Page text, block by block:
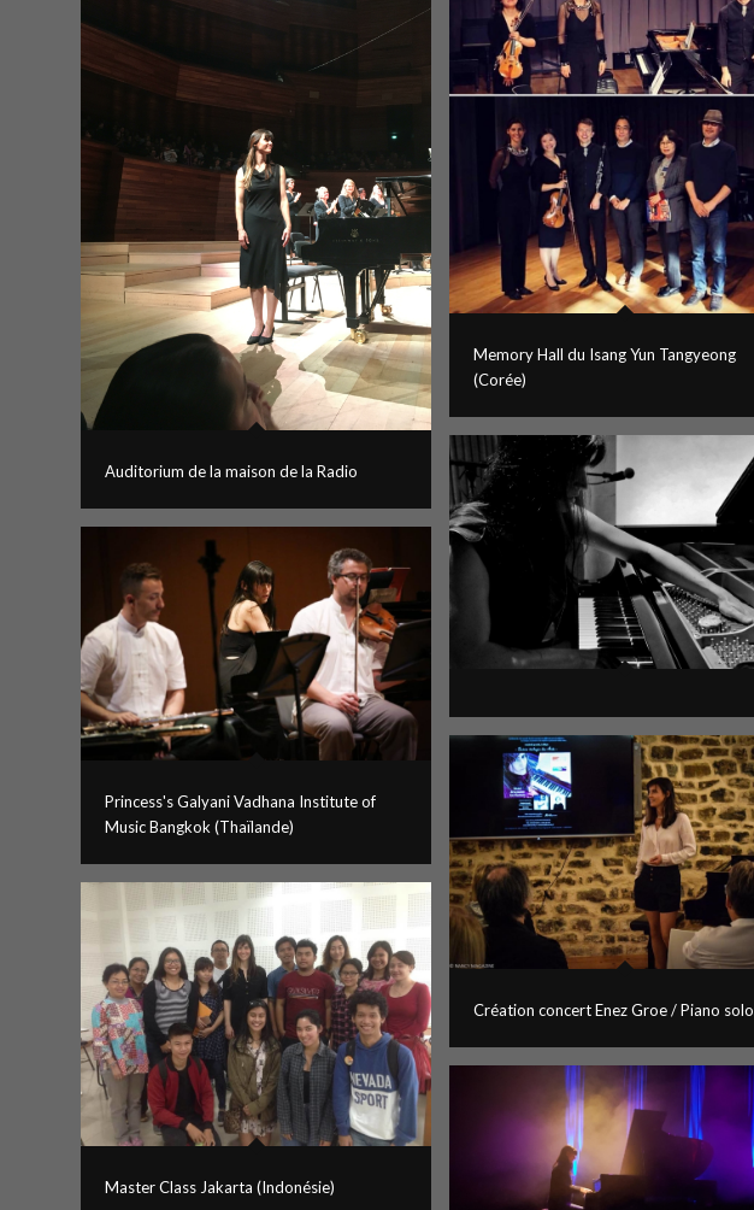
Auditorium de la maison de la Radio
Memory Hall du Isang Yun Tangyeong
(Corée)
Princess's Galyani Vadhana Institute of
Music Bangkok (Thaïlande)
Création concert Enez Groe / Piano solo
Master Class Jakarta (Indonésie)